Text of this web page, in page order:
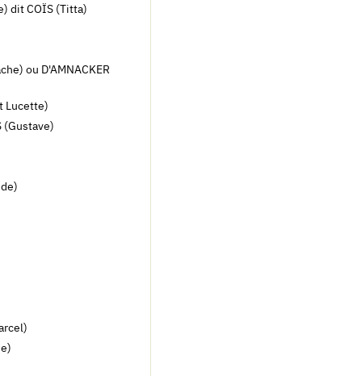
dit COÏS (Titta)
ou D'AMNACKER
Lucette)
(Gustave)